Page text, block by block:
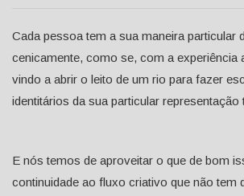
Cada pessoa tem a sua maneira particular
cenicamente, como se, com a experiência
vindo a abrir o leito de um rio para fazer
identitários da sua particular representação
E nós temos de aproveitar o que de bom
continuidade ao fluxo criativo que não tem